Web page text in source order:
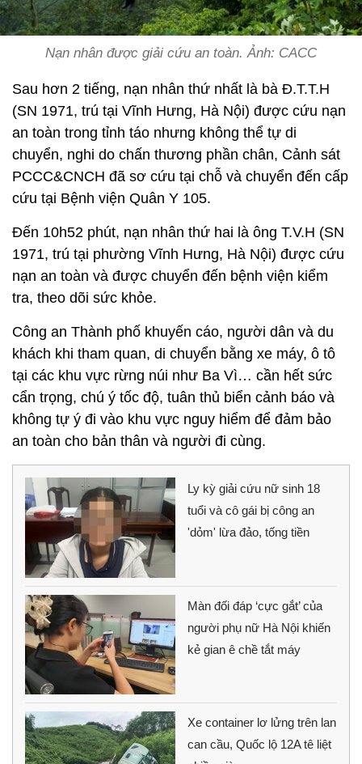
Nạn nhân được giải cứu an toàn. Ảnh: CACC
Sau hơn 2 tiếng, nạn nhân thứ nhất là bà Đ.T.T.H
(SN 1971, trú tại Vĩnh Hưng, Hà Nội) được cứu nạn
an toàn trong tỉnh táo nhưng không thể tự di
chuyển, nghi do chấn thương phần chân, Cảnh sát
PCCC&CNCH đã sơ cứu tại chỗ và chuyển đến cấp
cứu tại Bệnh viện Quân Y 105.
Đến 10h52 phút, nạn nhân thứ hai là ông T.V.H (SN
1971, trú tại phường Vĩnh Hưng, Hà Nội) được cứu
nạn an toàn và được chuyển đến bệnh viện kiểm
tra, theo dõi sức khỏe.
Công an Thành phố khuyến cáo, người dân và du
khách khi tham quan, di chuyển bằng xe máy, ô tô
tại các khu vực rừng núi như Ba Vì… cần hết sức
cẩn trọng, chú ý tốc độ, tuân thủ biển cảnh báo và
không tự ý đi vào khu vực nguy hiểm để đảm bảo
an toàn cho bản thân và người đi cùng.
Ly kỳ giải cứu nữ sinh 18
tuổi và cô gái bị công an
'dỏm' lừa đảo, tống tiền
Màn đối đáp ‘cực gắt’ của
người phụ nữ Hà Nội khiến
kẻ gian ê chề tắt máy
Xe container lơ lửng trên lan
can cầu, Quốc lộ 12A tê liệt